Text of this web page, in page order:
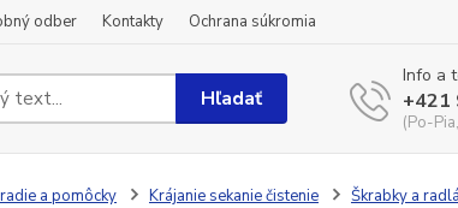
odber Kontakty Ochrana súkromia
Hľadať
Info a
+421
(Po-
a pomôcky Krájanie sekanie čistenie Škrabky a radlá